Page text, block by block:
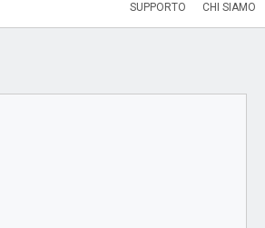
SUPPORTO CHI SIAMO